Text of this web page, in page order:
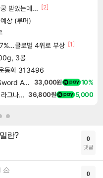
받았는데... [2]
상 (루머)
글로벌 4위로 부상 [1]
3봉
동화 313496
드래곤소드 어웨이크닝 DragonSword Awakening 33,000원 10%
그랑블루 판타지 리링크 엔드리스 라그나로크 업그레이드 킷 Granblue Fantasy Relink Endless Ragnarok Upgrade Kit DLC 36,800원 5,000
란? 0
댓글
0